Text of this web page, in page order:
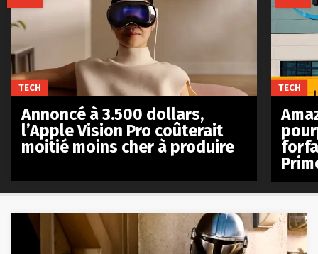
TECH
Annoncé à 3.500 dollars,
l’Apple Vision Pro coûterait
moitié moins cher à produire
TECH